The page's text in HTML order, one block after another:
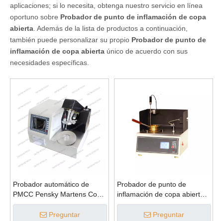
aplicaciones; si lo necesita, obtenga nuestro servicio en línea
oportuno sobre Probador de punto de inflamación de copa
abierta . Además de la lista de productos a continuación,
también puede personalizar su propio Probador de punto de
inflamación de copa abierta único de acuerdo con sus
necesidades específicas.
Probador automático de
PMCC Pensky Martens Copa
Flash Point Tester
Preguntar
Probador de punto de
inflamación de copa abierta
de Cleveland
Preguntar